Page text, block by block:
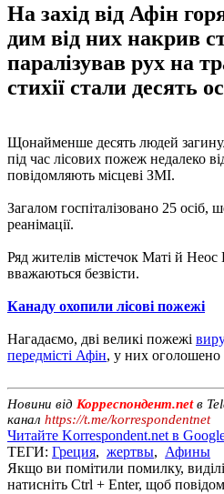
На захід від Афін
дим від них накрив
паралізував рух на
стихії стали десять
Щонайменше десять людей
під час лісових пожеж недалеко
повідомляють місцеві ЗМІ.
Загалом госпіталізовано 25 осіб,
реанімації.
Ряд жителів містечок Маті й Неос
вважаються безвісти.
Канаду охопили лісові пожежі
Нагадаємо, дві великі пожежі
передмісті Афін, у них оголошено
Новини від Корреспондент.netв
канал https://t.me/korrespondentnet
Читайте Korrespondent.net в
ТЕГИ: Греция, жертвы, Афины
Якщо ви помітили помилку,
натисніть Ctrl + Enter, щоб